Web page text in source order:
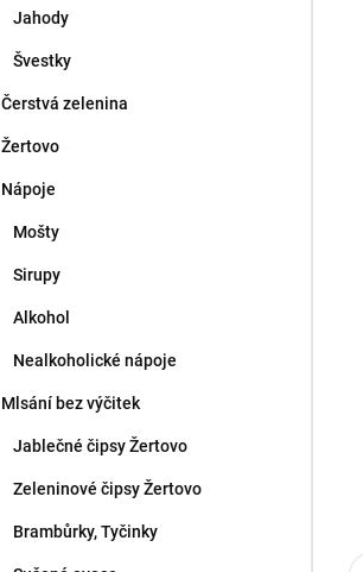
Jahody
Švestky
Čerstvá zelenina
Žertovo
Nápoje
Mošty
Sirupy
Alkohol
Nealkoholické nápoje
Mlsání bez výčitek
Jablečné čipsy Žertovo
Zeleninové čipsy Žertovo
Brambůrky, Tyčinky